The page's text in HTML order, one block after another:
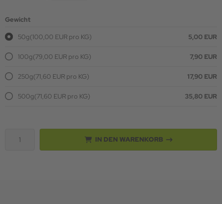
Gewicht
50g(100,00 EUR pro KG) 5,00 EUR
100g(79,00 EUR pro KG) 7,90 EUR
250g(71,60 EUR pro KG) 17,90 EUR
500g(71,60 EUR pro KG) 35,80 EUR
IN DEN WARENKORB